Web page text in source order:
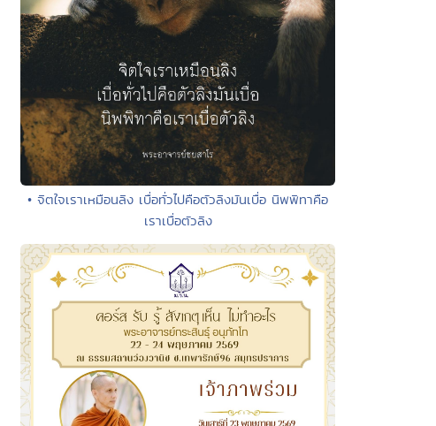
• จิตใจเราเหมือนลิง เบื่อทั่วไปคือตัวลิงมันเบื่อ นิพพิทาคือ
เราเบื่อตัวลิง